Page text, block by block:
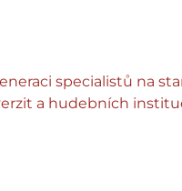
specialistů na
a hudebních